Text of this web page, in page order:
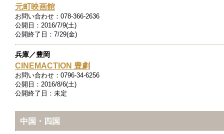
元町映画館
お問い合わせ： 078-366-2636
公開日： 2016/7/9(土)
公開終了日： 7/29(金)
兵庫／豊岡
CINEMACTION 豊劇
お問い合わせ： 0796-34-6256
公開日： 2016/8/6(土)
公開終了日： 未定
中国・四国